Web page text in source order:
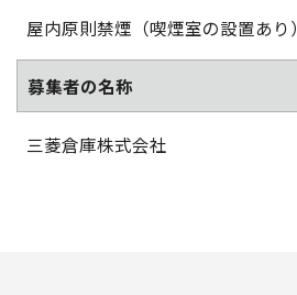
屋内原則禁煙（喫煙室の設置あり）
募集者の名称
三菱倉庫株式会社